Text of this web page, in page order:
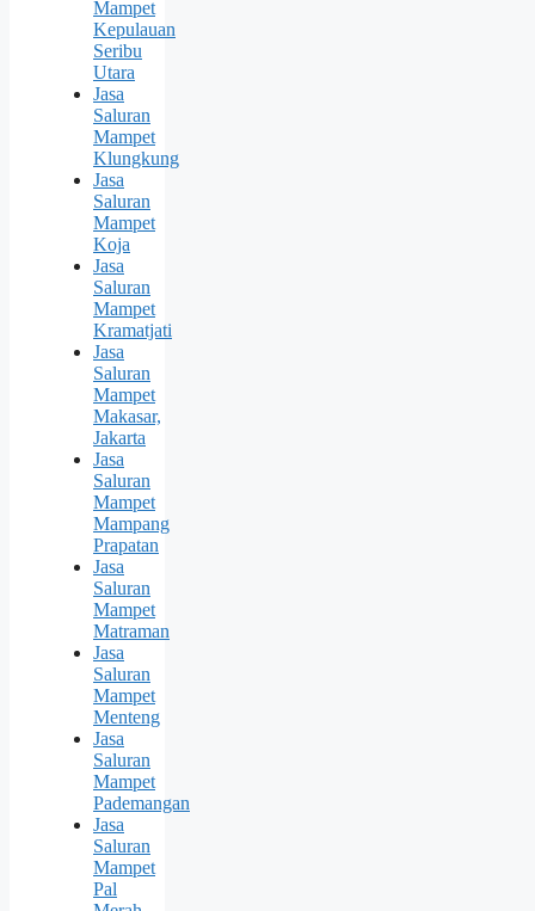
Mampet
Kepulauan
Seribu
Utara
Jasa
Saluran
Mampet
Klungkung
Jasa
Saluran
Mampet
Koja
Jasa
Saluran
Mampet
Kramatjati
Jasa
Saluran
Mampet
Makasar,
Jakarta
Jasa
Saluran
Mampet
Mampang
Prapatan
Jasa
Saluran
Mampet
Matraman
Jasa
Saluran
Mampet
Menteng
Jasa
Saluran
Mampet
Pademangan
Jasa
Saluran
Mampet
Pal